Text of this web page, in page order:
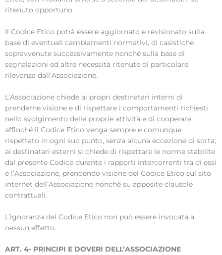
ritenuto opportuno.
Il Codice Etico potrà essere aggiornato e revisionato sulla
base di eventuali cambiamenti normativi, di casistiche
sopravvenute successivamente nonché sulla base di
segnalazioni ed altre necessità ritenute di particolare
rilevanza dall’Associazione.
L’Associazione chiede ai propri destinatari interni di
prenderne visione e di rispettare i comportamenti richiesti
nello svolgimento delle proprie attività e di cooperare
affinché il Codice Etico venga sempre e comunque
rispettato in ogni suo punto, senza alcuna eccezione di sorta;
ai destinatari esterni si chiede di rispettare le norme stabilite
dal presente Codice durante i rapporti intercorrenti tra di essi
e l’Associazione, prendendo visione del Codice Etico sul sito
internet dell’Associazione nonché su apposite clausole
contrattuali.
L’ignoranza del Codice Etico non può essere invocata a
nessun effetto.
ART. 4- PRINCIPI E DOVERI DELL’ASSOCIAZIONE